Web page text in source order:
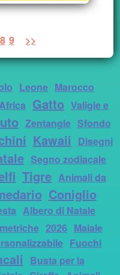
8 9 >>
Leone Marocco
Gatto Valigie e
Zentangle Sfondo
Kawaii
Disegni
Segno zodiacale
Tigre Animali da
Coniglio
Albero di Natale
2026 Maiale
Fuochi
Busta per la